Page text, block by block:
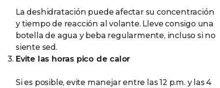
La deshidratación puede afectar su concentración
y tiempo de reacción al volante. Lleve consigo una
botella de agua y beba regularmente, incluso si no
siente sed.
Evite las horas pico de calor
Si es posible, evite manejar entre las 12 p.m. y las 4